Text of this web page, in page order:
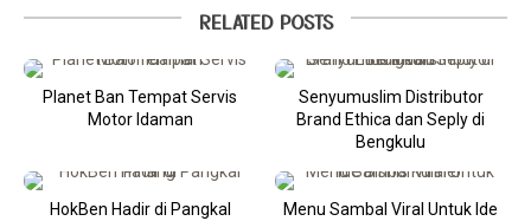
RELATED POSTS
Planet Ban Tempat Servis
Motor Idaman
Senyumuslim Distributor
Brand Ethica dan Seply di
Bengkulu
HokBen Hadir di Pangkal
Menu Sambal Viral Untuk Ide